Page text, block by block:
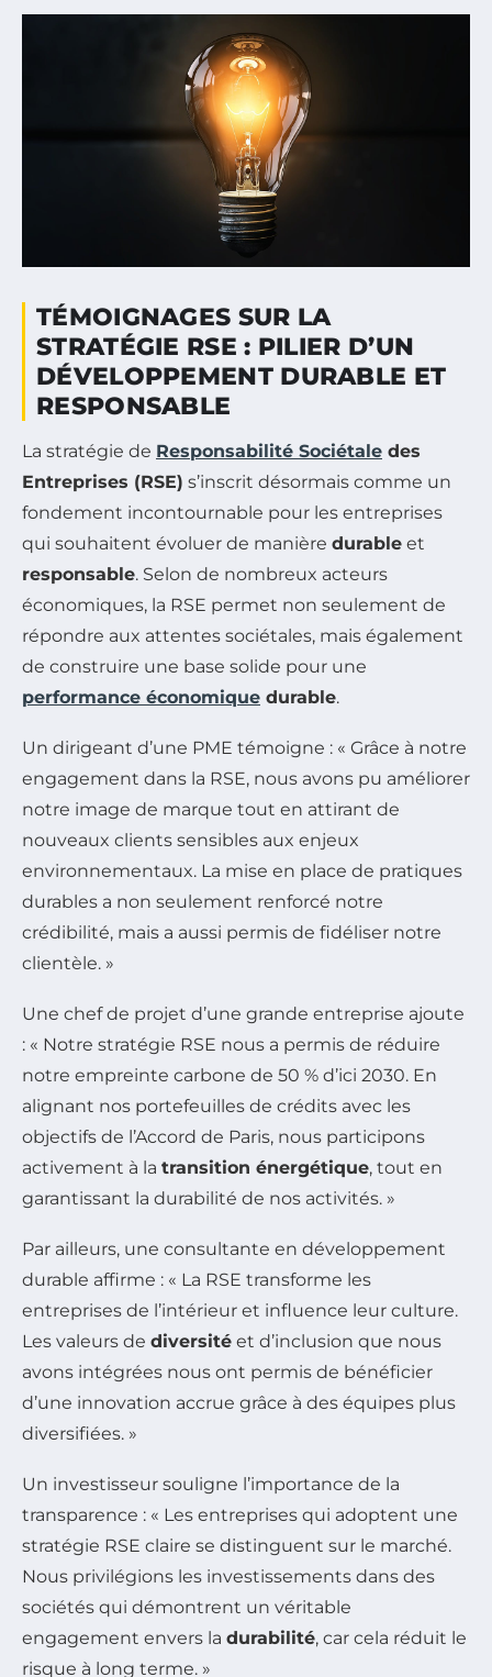
TÉMOIGNAGES SUR LA
STRATÉGIE RSE : PILIER D’UN
DÉVELOPPEMENT DURABLE ET
RESPONSABLE
La stratégie de Responsabilité Sociétale des
Entreprises (RSE) s’inscrit désormais comme un
fondement incontournable pour les entreprises
qui souhaitent évoluer de manière durable et
responsable. Selon de nombreux acteurs
économiques, la RSE permet non seulement de
répondre aux attentes sociétales, mais également
de construire une base solide pour une
performance économique durable.
Un dirigeant d’une PME témoigne : « Grâce à notre
engagement dans la RSE, nous avons pu améliorer
notre image de marque tout en attirant de
nouveaux clients sensibles aux enjeux
environnementaux. La mise en place de pratiques
durables a non seulement renforcé notre
crédibilité, mais a aussi permis de fidéliser notre
clientèle. »
Une chef de projet d’une grande entreprise ajoute
: « Notre stratégie RSE nous a permis de réduire
notre empreinte carbone de 50 % d’ici 2030. En
alignant nos portefeuilles de crédits avec les
objectifs de l’Accord de Paris, nous participons
activement à la transition énergétique, tout en
garantissant la durabilité de nos activités. »
Par ailleurs, une consultante en développement
durable affirme : « La RSE transforme les
entreprises de l’intérieur et influence leur culture.
Les valeurs de diversité et d’inclusion que nous
avons intégrées nous ont permis de bénéficier
d’une innovation accrue grâce à des équipes plus
diversifiées. »
Un investisseur souligne l’importance de la
transparence : « Les entreprises qui adoptent une
stratégie RSE claire se distinguent sur le marché.
Nous privilégions les investissements dans des
sociétés qui démontrent un véritable
engagement envers la durabilité, car cela réduit le
risque à long terme. »